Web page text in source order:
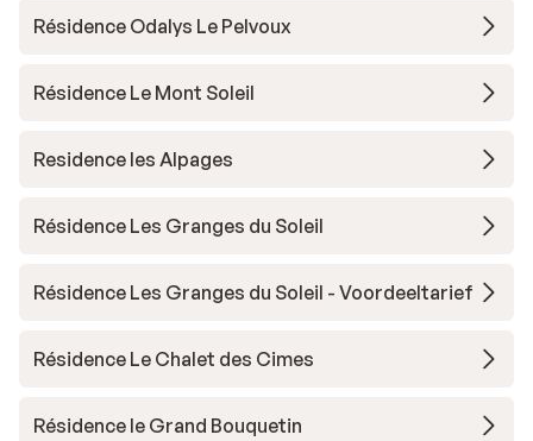
Résidence Odalys Le Pelvoux
Résidence Le Mont Soleil
Residence les Alpages
Résidence Les Granges du Soleil
Résidence Les Granges du Soleil - Voordeeltarief
Résidence Le Chalet des Cimes
Résidence le Grand Bouquetin